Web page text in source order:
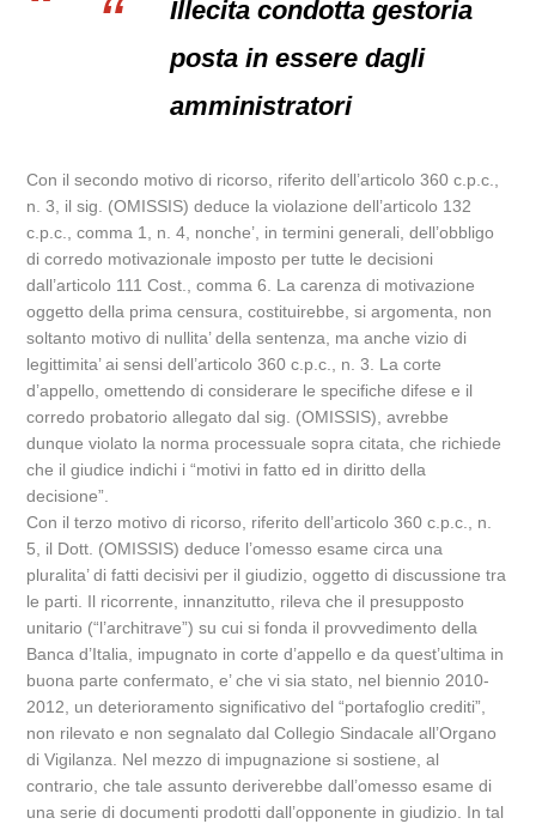
Illecita condotta gestoria
posta in essere dagli
amministratori
Con il secondo motivo di ricorso, riferito dell’articolo 360 c.p.c.,
n. 3, il sig. (OMISSIS) deduce la violazione dell’articolo 132
c.p.c., comma 1, n. 4, nonche’, in termini generali, dell’obbligo
di corredo motivazionale imposto per tutte le decisioni
dall’articolo 111 Cost., comma 6. La carenza di motivazione
oggetto della prima censura, costituirebbe, si argomenta, non
soltanto motivo di nullita’ della sentenza, ma anche vizio di
legittimita’ ai sensi dell’articolo 360 c.p.c., n. 3. La corte
d’appello, omettendo di considerare le specifiche difese e il
corredo probatorio allegato dal sig. (OMISSIS), avrebbe
dunque violato la norma processuale sopra citata, che richiede
che il giudice indichi i “motivi in fatto ed in diritto della
decisione”.
Con il terzo motivo di ricorso, riferito dell’articolo 360 c.p.c., n.
5, il Dott. (OMISSIS) deduce l’omesso esame circa una
pluralita’ di fatti decisivi per il giudizio, oggetto di discussione tra
le parti. Il ricorrente, innanzitutto, rileva che il presupposto
unitario (“l’architrave”) su cui si fonda il provvedimento della
Banca d’Italia, impugnato in corte d’appello e da quest’ultima in
buona parte confermato, e’ che vi sia stato, nel biennio 2010-
2012, un deterioramento significativo del “portafoglio crediti”,
non rilevato e non segnalato dal Collegio Sindacale all’Organo
di Vigilanza. Nel mezzo di impugnazione si sostiene, al
contrario, che tale assunto deriverebbe dall’omesso esame di
una serie di documenti prodotti dall’opponente in giudizio. In tal